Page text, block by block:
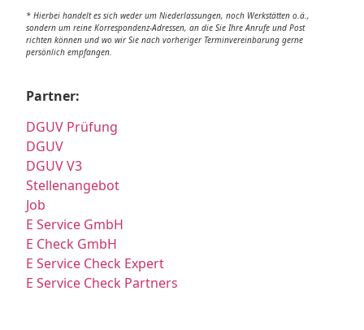
* Hierbei handelt es sich weder um Niederlassungen, noch Werkstätten o.ä.,
sondern um reine Korrespondenz-Adressen, an die Sie Ihre Anrufe und Post
richten können und wo wir Sie nach vorheriger Terminvereinbarung gerne
persönlich empfangen.
Partner:
DGUV Prüfung
DGUV
DGUV V3
Stellenangebot
Job
E Service GmbH
E Check GmbH
E Service Check Expert
E Service Check Partners